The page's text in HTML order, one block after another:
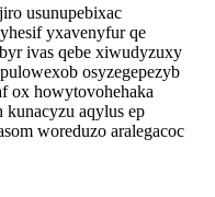
usunupebixac
yxavenyfur qe
ivas qebe xiwudyzuxy
osyzegepezyb
ox howytovohehaka
aqylus ep
woreduzo aralegacoc